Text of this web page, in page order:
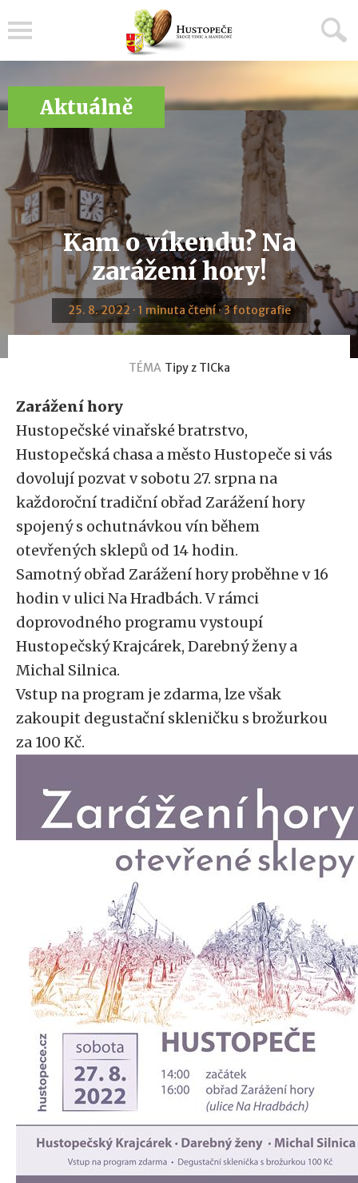
Aktuálně
Kam o víkendu? Na
zarážení hory!
25. 8. 2022 · 1 minuta čtení · 3 fotografie
TÉMA Tipy z TICka
Zarážení hory
Hustopečské vinařské bratrstvo,
Hustopečská chasa a město Hustopeče si vás
dovolují pozvat v sobotu 27. srpna na
každoroční tradiční obřad Zarážení hory
spojený s ochutnávkou vín během
otevřených sklepů od 14 hodin.
Samotný obřad Zarážení hory proběhne v 16
hodin v ulici Na Hradbách. V rámci
doprovodného programu vystoupí
Hustopečský Krajcárek, Darebný ženy a
Michal Silnica.
Vstup na program je zdarma, lze však
zakoupit degustační skleničku s brožurkou
za 100 Kč.